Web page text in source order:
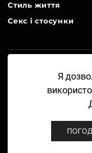
Я
Стиль життя
Секс і стосунки
A Part of Hearst
©2024-2026
Правила